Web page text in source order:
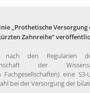
„Prothetische Versorgung
Zahnreihe“
nach den Regularien
der
Fachgesellschaften) eine
bei der Versorgung der